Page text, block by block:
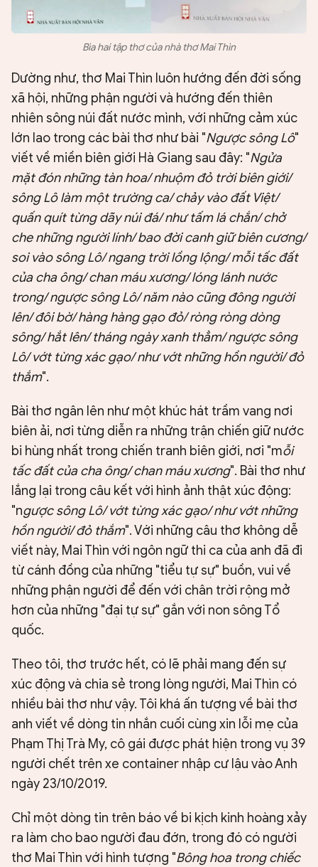
Bìa hai tập thơ của nhà thơ Mai Thìn
Dường như, thơ Mai Thìn luôn hướng đến đời sống
xã hội, những phận người và hướng đến thiên
nhiên sông núi đất nước mình, với những cảm xúc
lớn lao trong các bài thơ như bài "Ngược sông Lô"
viết về miền biên giới Hà Giang sau đây: "Ngửa
mặt đón những tàn hoa/ nhuộm đỏ trời biên giới/
sông Lô làm một trường ca/ chảy vào đất Việt/
quấn quít từng dãy núi đá/ như tấm lá chắn/ chở
che những người lính/ bao đời canh giữ biên cương/
soi vào sông Lô/ ngang trời lồng lộng/ mỗi tấc đất
của cha ông/ chan máu xương/ lóng lánh nước
trong/ ngược sông Lô/ năm nào cũng đông người
lên/ đôi bờ/ hàng hàng gạo đỏ/ ròng ròng dòng
sông/ hắt lên/ tháng ngày xanh thẳm/ ngược sông
Lô/ vớt từng xác gạo/ như vớt những hồn người/ đỏ
thắm".
Bài thơ ngân lên như một khúc hát trầm vang nơi
biên ải, nơi từng diễn ra những trận chiến giữ nước
bi hùng nhất trong chiến tranh biên giới, nơi "mỗi
tấc đất của cha ông/ chan máu xương". Bài thơ như
lắng lại trong câu kết với hình ảnh thật xúc động:
"ngược sông Lô/ vớt từng xác gạo/ như vớt những
hồn người/ đỏ thắm". Với những câu thơ không dễ
viết này, Mai Thìn với ngôn ngữ thi ca của anh đã đi
từ cánh đồng của những "tiểu tự sự" buồn, vui về
những phận người để đến với chân trời rộng mở
hơn của những "đại tự sự" gắn với non sông Tổ
quốc.
Theo tôi, thơ trước hết, có lẽ phải mang đến sự
xúc động và chia sẻ trong lòng người, Mai Thìn có
nhiều bài thơ như vậy. Tôi khá ấn tượng về bài thơ
anh viết về dòng tin nhắn cuối cùng xin lỗi mẹ của
Phạm Thị Trà My, cô gái được phát hiện trong vụ 39
người chết trên xe container nhập cư lậu vào Anh
ngày 23/10/2019.
Chỉ một dòng tin trên báo về bi kịch kinh hoàng xảy
ra làm cho bao người đau đớn, trong đó có người
thơ Mai Thìn với hình tượng "Bông hoa trong chiếc